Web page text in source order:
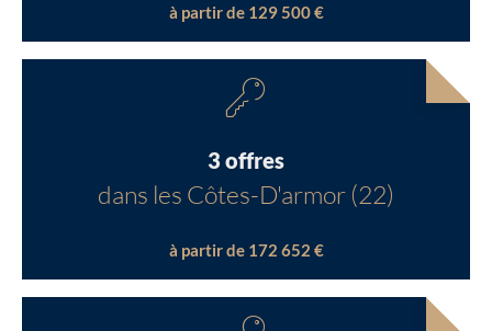
à partir de 129 500 €
3 offres
dans les Côtes-D'armor (22)
à partir de 172 652 €